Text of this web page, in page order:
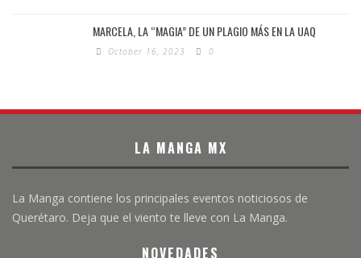
MARCELA, LA “MAGIA” DE UN PLAGIO MÁS EN LA UAQ
October 16, 2023 0
LA MANGA MX
La Manga contiene los principales eventos noticiosos de
Querétaro. Deja que el viento te lleve con La Manga.
NOVEDADES